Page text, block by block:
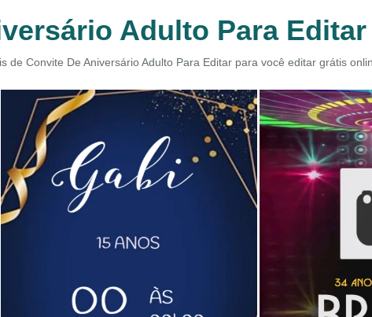
Adulto Para
de Convite De Aniversário Adulto Para Editar para você editar grátis